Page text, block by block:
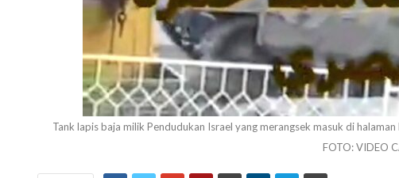
Tank lapis baja milik Pendudukan Israel yang merangsek masuk di
FOTO: VIDEO